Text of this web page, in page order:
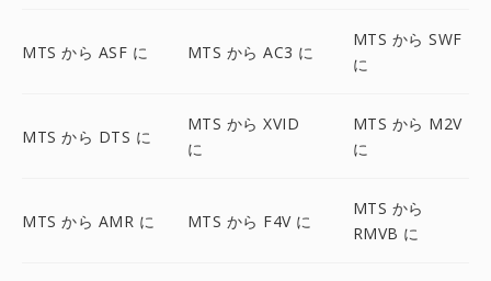
MTS から ASF に MTS から AC3 に
MTS から SWF
に
MTS から DTS に
MTS から XVID
に
MTS から M2V
に
MTS から AMR に MTS から F4V に
MTS から
RMVB に